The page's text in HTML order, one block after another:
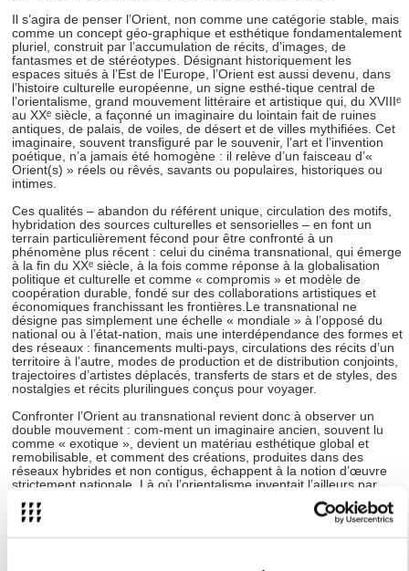
Il s’agira de penser l’Orient, non comme une catégorie stable, mais
comme un concept géo-graphique et esthétique fondamentalement
pluriel, construit par l’accumulation de récits, d’images, de
fantasmes et de stéréotypes. Désignant historiquement les
espaces situés à l’Est de l’Europe, l’Orient est aussi devenu, dans
l’histoire culturelle européenne, un signe esthé-tique central de
l’orientalisme, grand mouvement littéraire et artistique qui, du XVIIIᵉ
au XXᵉ siècle, a façonné un imaginaire du lointain fait de ruines
antiques, de palais, de voiles, de désert et de villes mythifiées. Cet
imaginaire, souvent transfiguré par le souvenir, l’art et l’invention
poétique, n’a jamais été homogène : il relève d’un faisceau d’«
Orient(s) » réels ou rêvés, savants ou populaires, historiques ou
intimes.
Ces qualités – abandon du référent unique, circulation des motifs,
hybridation des sources culturelles et sensorielles – en font un
terrain particulièrement fécond pour être confronté à un
phénomène plus récent : celui du cinéma transnational, qui émerge
à la fin du XXᵉ siècle, à la fois comme réponse à la globalisation
politique et culturelle et comme « compromis » et modèle de
coopération durable, fondé sur des collaborations artistiques et
économiques franchissant les frontières.Le transnational ne
désigne pas simplement une échelle « mondiale » à l’opposé du
national ou à l’état-nation, mais une interdépendance des formes et
des réseaux : financements multi-pays, circulations des récits d’un
territoire à l’autre, modes de production et de distribution conjoints,
trajectoires d’artistes déplacés, transferts de stars et de styles, des
nostalgies et récits plurilingues conçus pour voyager.
Confronter l’Orient au transnational revient donc à observer un
double mouvement : com-ment un imaginaire ancien, souvent lu
comme « exotique », devient un matériau esthétique global et
remobilisable, et comment des créations, produites dans des
réseaux hybrides et non contigus, échappent à la notion d’œuvre
strictement nationale. Là où l’orientalisme inventait l’ailleurs par
l’image et le récit, le cinéma transnational invente l’entre-les-ailleurs
par la coopération, la circulation et l’hybridation des dispositifs
artistiques.
pratiques contemporaines de création sans frontières fixes permet